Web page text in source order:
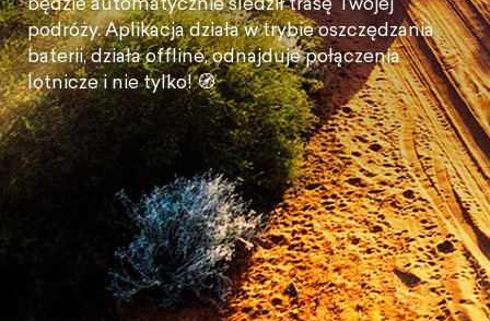
podróży. Aplikacja działa w trybie oszczędzania
baterii, działa offline, odnajduje połączenia
lotnicze i nie tylko! 🧭